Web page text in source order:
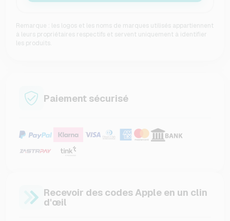
Remarque : les logos et les noms de marques utilisés appartiennent
à leurs propriétaires respectifs et servent uniquement à identifier
les produits.
Paiement sécurisé
Recevoir des codes Apple en un clin
d'œil